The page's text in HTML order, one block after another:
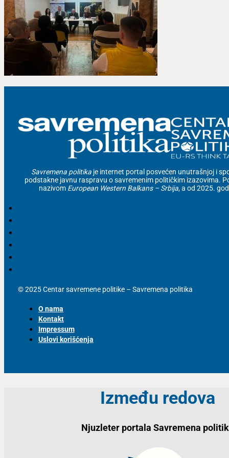
Savremena politika je internet portal posvećen unutrašnjoj i
podstakne javnu raspravu o savremenim političkim izazovima.
nazivom European Western Balkans – Srbija, a od 2025.
© 2025 Centar savremene politike – Savremena politika
O nama
Kontakt
Impressum
Uslovi korišćenja
Između redova
Njuzleter portala Savremena